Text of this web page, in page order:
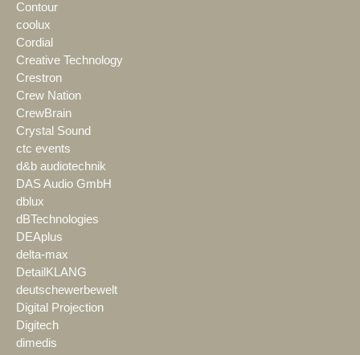
Contour
coolux
Cordial
Creative Technology
Crestron
Crew Nation
CrewBrain
Crystal Sound
ctc events
d&b audiotechnik
DAS Audio GmbH
dblux
dBTechnologies
DEAplus
delta-max
DetailKLANG
deutschewerbewelt
Digital Projection
Digitech
dimedis